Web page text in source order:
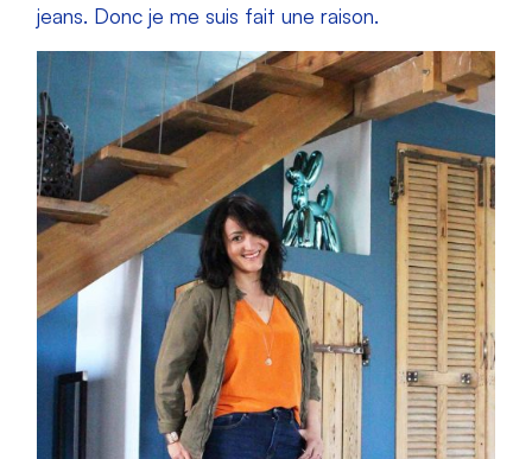
jeans. Donc je me suis fait une raison.